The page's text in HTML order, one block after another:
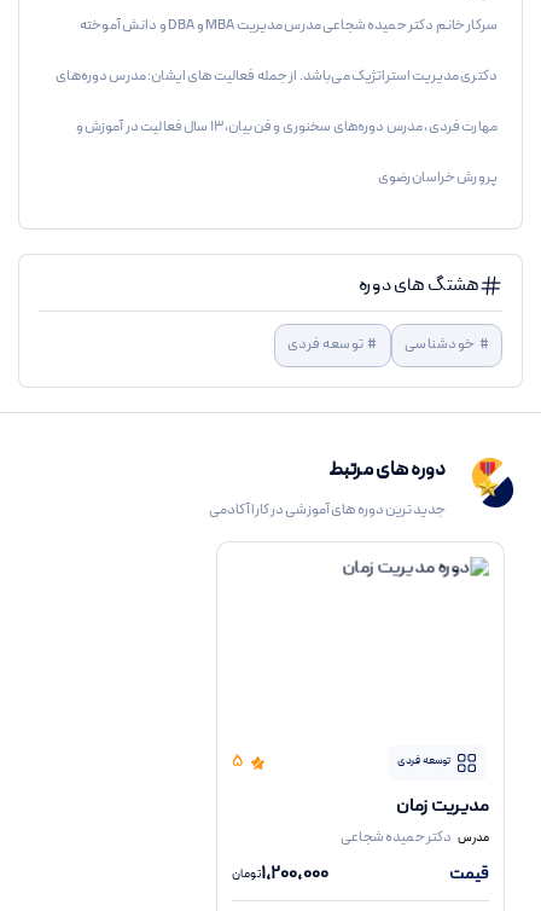
سرکار خانم دکتر حمیده شجاعی مدرس مدیریت MBA و DBA و دانش آموخته
دکتری مدیریت استراتژیک می‌باشد. از جمله فعالیت های ایشان: مدرس دوره‌های
مهارت فردی، مدرس دوره‌های سخنوری و فن بیان، 13 سال فعالیت در آموزش و
پرورش خراسان رضوی
هشتگ های دوره
# خودشناسی # توسعه فردی
دوره های مرتبط
جدیدترین دوره های آموزشی در کارا آکادمی
توسعه فردی 5
مدیریت زمان
مدرس دکتر حمیده شجاعی
قیمت 1,200,000تومان